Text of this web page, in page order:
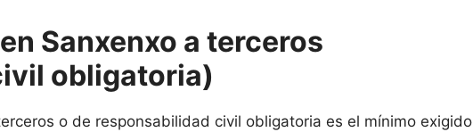
Sanxenxo a terceros
obligatoria)
o de responsabilidad civil obligatoria es el mínimo exigido